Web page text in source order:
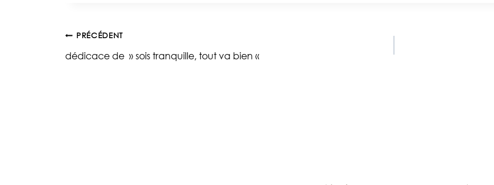
Navigation
PRÉCÉDENT
dédicace de » sois tranquille, tout va bien «